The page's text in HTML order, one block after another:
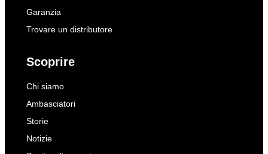
Garanzia
Trovare un distributore
Scoprire
Chi siamo
Ambasciatori
Storie
Notizie